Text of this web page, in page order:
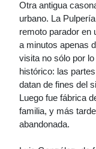
Otra antigua
urbano. La
remoto parador en
a minutos apenas
visita no sólo por
histórico: las
datan de fines del
Luego fue fábrica
familia, y más
abandonada.